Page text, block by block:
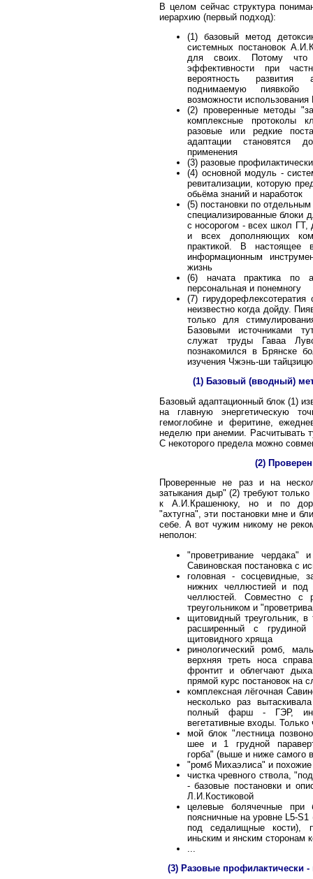
В целом сейчас структура
иерархию (первый подход):
(1) базовый метод
системных постановок
для своих. Потому
эффективности при
вероятность развития
поднимаемую
возможности использования
(2) проверенные методы
комплексные протоколы
разовые или редкие
адаптации становятся
применения
(3) разовые
(4) основной модуль -
ревитализации, которую
обьёма знаний и наработок
(5) постановки по
специализированные блоки
с носорогом - всех школ ГТ,
и всех дополняющих
практикой. В настоящее
информационным
жизнь
(6) начата практика по
персональная и понемногу
(7)
неизвестно когда дойду.
только для
Базовыми источниками
служат труды Гаваа
познакомился в Брянске
изучения Чжэнь-ши
(1) Базовый (вводный)
Базовый адаптационный блок (1)
на главную энергетическую
гемоглобине и феритине,
неделю при анемии. Расчитывать
С некоторого предела можно
(2)
Проверенные не раз и на
затыкания дыр" (2) требуют
к А.И.Крашенюку, но и по
"ахтугна", эти постановки мне и
себе. А вот чужим никому не
неполон:
"проветривание
Савиновская постановка с
головная - сосцевидные,
нижних челлюстией и под
челлюстей. Совместно с
треугольником и
щитовидный треугольник,
расширенный с
щитовидного хряща
ринологический ромб,
верхняя треть носа
фронтит и облегчают
прямой курс постановок на
комплексная лёгочная
несколько раз
полный фарш - ГЭР,
вегетативные входы. Только
мой блок "лестница
шее и 1 грудной
горба" (выше и ниже самого
"ромб Михаэлиса" и похожие
чистка чревного ствола,
- базовые постановки и
Л.И.Костиковой
целевые болячечные
поясничные на уровне L5-S1
под седалищные кости),
иньским и янским сторонам
(3) Разовые профилактически